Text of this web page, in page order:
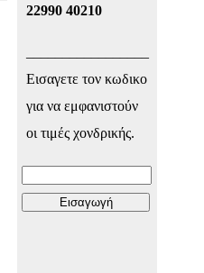
22990 40210
Εισαγετε τον κωδικο
για να εμφανιστούν
οι τιμές χονδρικής.